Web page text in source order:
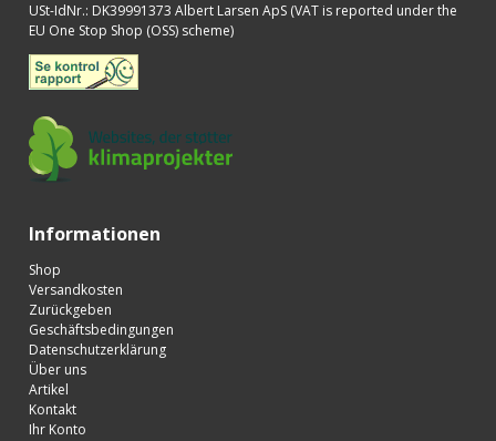
USt-IdNr.: DK39991373 Albert Larsen ApS (VAT is reported under the
EU One Stop Shop (OSS) scheme)
Informationen
Shop
Versandkosten
Zurückgeben
Geschäftsbedingungen
Datenschutzerklärung
Über uns
Artikel
Kontakt
Ihr Konto